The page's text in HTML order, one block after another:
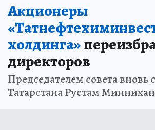
Акционеры
холдинга»
директоров
Председателем совета вновь
Татарстана Рустам